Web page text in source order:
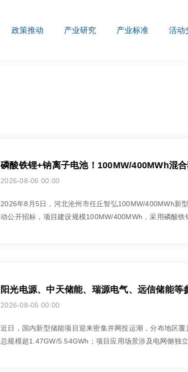
政策推动 产业研究 产业标准 活动
磷酸铁锂+钠离子电池！100MW/400MWh混
2026-08-06 00:00
2026年8月5日，河北沧州市任丘智弘100MW/400MWh新
动公开招标，项目建设规模100MW/400MWh，采用磷酸铁
阳光电源、中天储能、瑞源电气、远信储能
2026-08-05 00:00
近日，国内新型储能项目迎来密集并网投运潮，分布地区
总规模超1.47GW/5.54GWh；项目应用场景涉及电网侧独